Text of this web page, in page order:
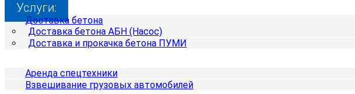
Услуги:
Доставка бетона
Доставка бетона АБН (Насос)
Доставка и прокачка бетона ПУМИ
Аренда спецтехники
Взвешивание грузовых автомобилей